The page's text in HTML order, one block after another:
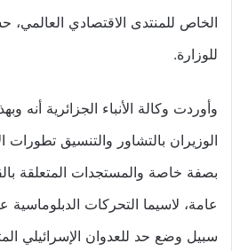
الخاص للمنتدى الاقتصادي العالمي،
للوزارة.
وأوردت وكالة الأنباء الجزائرية أنه
الوزيران بالتشاور والتنسيق
بصفة خاصة والمستجدات المتعلقة
عامة، لاسيما التحركات
سبيل وضع حد للعدوان الإسرائيلي